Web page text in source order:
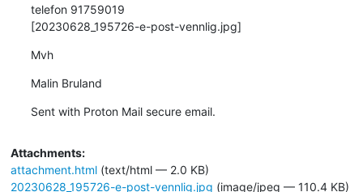
telefon 91759019
[20230628_195726-e-post-vennlig.jpg]
Mvh
Malin Bruland
Sent with Proton Mail secure email.
Attachments:
attachment.html(text/html — 2.0 KB)
20230628_195726-e-post-vennlig.jpg (image/jpeg — 110.4 KB)